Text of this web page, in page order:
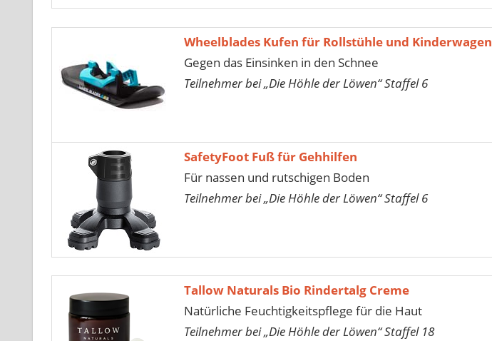
Wheelblades Kufen für Rollstühle und Kinderwagen
Gegen das Einsinken in den Schnee
Teilnehmer bei „Die Höhle der Löwen“ Staffel 6
SafetyFoot Fuß für Gehhilfen
Für nassen und rutschigen Boden
Teilnehmer bei „Die Höhle der Löwen“ Staffel 6
Tallow Naturals Bio Rindertalg Creme
Natürliche Feuchtigkeitspflege für die Haut
Teilnehmer bei „Die Höhle der Löwen“ Staffel 18